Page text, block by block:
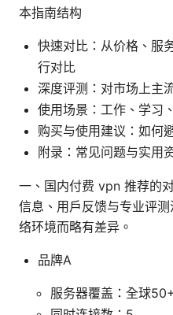
本指南结构
快速对比：从价格、服
行对比
深度评测：对市场上主
使用场景：工作、学习
购买与使用建议：如何
附录：常见问题与实用
一、国内付费 vpn 推荐的
信息、用户反馈与专业评
络环境而略有差异。
品牌A
服务器覆盖：全球